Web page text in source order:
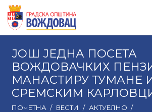
ЈОШ ЈЕДНА ПОСЕТА
ВОЖДОВАЧКИХ
МАНАСТИРУ ТУМАНЕ
СРЕМСКИМ
ПОЧЕТНА / ВЕСТИ / АКТУЕЛНО /